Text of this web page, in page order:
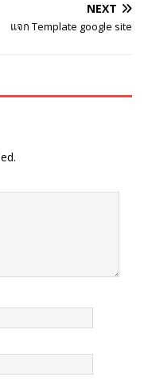
NEXT
แจก Template google site